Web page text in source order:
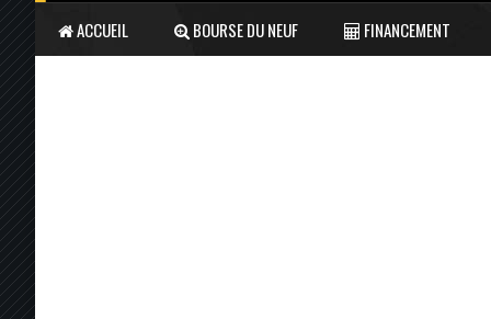
ACCUEIL BOURSE DU NEUF FINANCEMENT